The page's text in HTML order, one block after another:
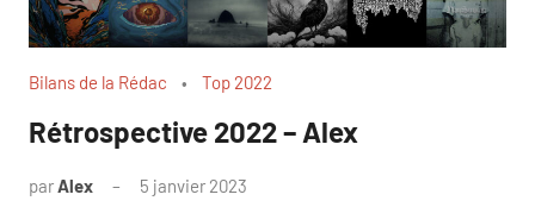
Bilans de la Rédac Top 2022
Rétrospective 2022 – Alex
parAlex 5 janvier 2023